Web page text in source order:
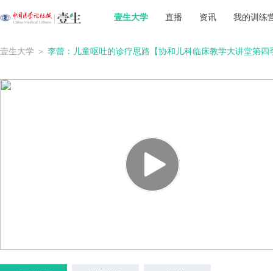
壹生大学 直播 资讯 我的训练
壹生大学 ＞ 李蕾：儿童呕吐的诊疗思路【协和儿科临床教学大讲堂第四